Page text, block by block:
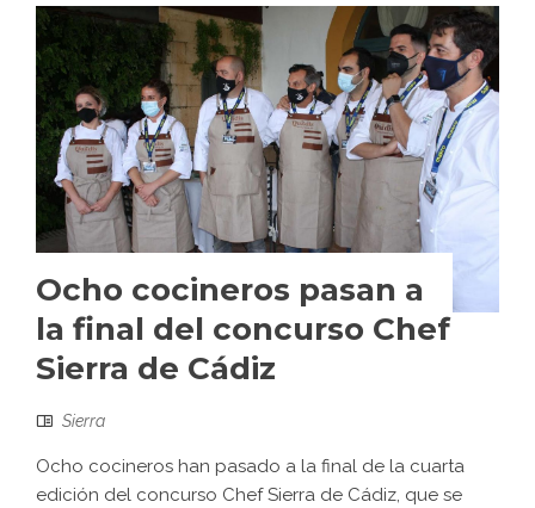
Ocho cocineros pasan a
la final del concurso Chef
Sierra de Cádiz
Sierra
Ocho cocineros han pasado a la final de la cuarta
edición del concurso Chef Sierra de Cádiz, que se